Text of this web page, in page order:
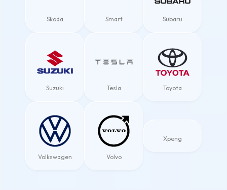
Skoda Smart Subaru
Suzuki Tesla Toyota
Volkswagen Volvo
Xpeng